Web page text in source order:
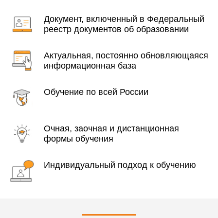
Документ, включенный в Федеральный
реестр документов об образовании
Актуальная, постоянно обновляющаяся
информационная база
Обучение по всей России
Очная, заочная и дистанционная
формы обучения
Индивидуальный подход к обучению